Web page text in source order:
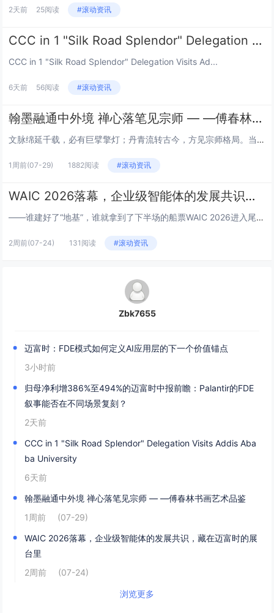
2天前 25阅读 #滚动资讯
CCC in 1 "Silk Road Splendor" Delegation Visits Addis Ababa University
CCC in 1 "Silk Road Splendor" Delegation Visits Ad...
6天前 56阅读 #滚动资讯
翰墨融通中外境 禅心落笔见宗师 — —傅春林书画艺术品鉴
文脉绵延千载，必有巨擘擎灯；丹青流转古今，方见宗师格局。当代书画领军人物傅春林先生，正是承接中华文脉、贯通东西艺境的时代...
1周前(07-29) 1882阅读 #滚动资讯
WAIC 2026落幕，企业级智能体的发展共识，藏在迈富时的展台里
——谁建好了“地基”，谁就拿到了下半场的船票WAIC 2026进入尾声，展馆里的机器人不再翻跟头了，大模型厂商也不再拿参...
2周前(07-24) 131阅读 #滚动资讯
Zbk7655
迈富时：FDE模式如何定义AI应用层的下一个价值锚点
3小时前
归母净利增386%至494%的迈富时中报前瞻：Palantir的FDE
叙事能否在不同场景复刻？
2天前
CCC in 1 "Silk Road Splendor" Delegation Visits Addis Aba
ba University
6天前
翰墨融通中外境 禅心落笔见宗师 — —傅春林书画艺术品鉴
1周前
(07-29)
WAIC 2026落幕，企业级智能体的发展共识，藏在迈富时的展
台里
2周前
(07-24)
浏览更多